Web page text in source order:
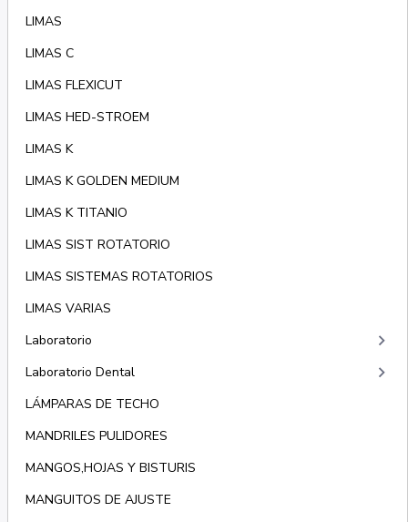
LIMAS
LIMAS C
LIMAS FLEXICUT
LIMAS HED-STROEM
LIMAS K
LIMAS K GOLDEN MEDIUM
LIMAS K TITANIO
LIMAS SIST ROTATORIO
LIMAS SISTEMAS ROTATORIOS
LIMAS VARIAS
Laboratorio
keyboard_arrow_right
Laboratorio Dental keyboard_arrow_right
LÁMPARAS DE TECHO
MANDRILES PULIDORES
MANGOS,HOJAS Y BISTURIS
MANGUITOS DE AJUSTE